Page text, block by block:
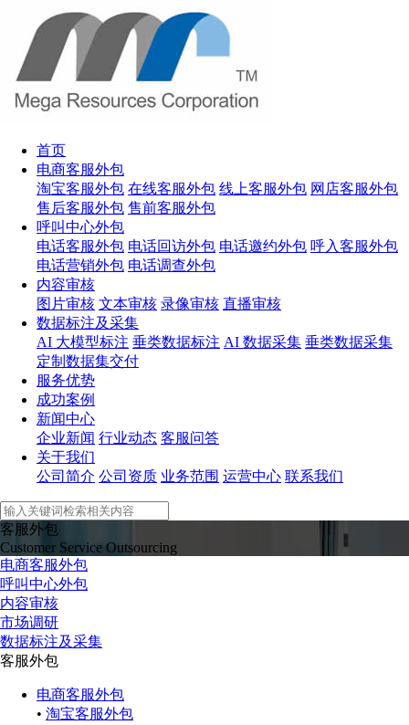
首页
电商客服外包
淘宝客服外包 在线客服外包 线上客服外包 网店客服外包
售后客服外包 售前客服外包
呼叫中心外包
电话客服外包 电话回访外包 电话邀约外包 呼入客服外包
电话营销外包 电话调查外包
内容审核
图片审核 文本审核 录像审核 直播审核
数据标注及采集
AI 大模型标注 垂类数据标注 AI 数据采集 垂类数据采集
定制数据集交付
服务优势
成功案例
新闻中心
企业新闻 行业动态 客服问答
关于我们
公司简介 公司资质 业务范围 运营中心 联系我们
客服外包
Customer Service Outsourcing
电商客服外包
呼叫中心外包
内容审核
市场调研
数据标注及采集
客服外包
电商客服外包
• 淘宝客服外包